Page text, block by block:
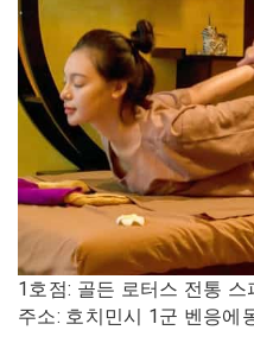
1호점: 골든 로터스 전통 스
주소: 호치민시 1군 벤응에